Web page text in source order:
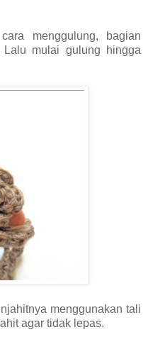
menggulung, bagian
mulai gulung hingga
menggunakan tali
agar tidak lepas.